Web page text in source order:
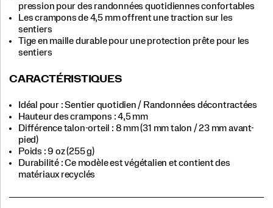
pression pour des randonnées quotidiennes confortables
Les crampons de 4,5 mm offrent une traction sur les
sentiers
Tige en maille durable pour une protection prête pour les
sentiers
CARACTÉRISTIQUES
Idéal pour : Sentier quotidien / Randonnées décontractées
Hauteur des crampons : 4,5 mm
Différence talon-orteil : 8 mm (31 mm talon / 23 mm avant-
pied)
Poids : 9 oz (255 g)
Durabilité : Ce modèle est végétalien et contient des
matériaux recyclés